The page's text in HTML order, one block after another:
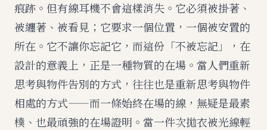
痕跡。但有線耳機不會這樣消失。它必須被掛著、
被纏著、被看見；它要求一個位置，一個被安置的
所在。它不讓你忘記它，而這份「不被忘記」，在
設計的意義上，正是一種物質的在場。當人們重新
思考與物件告別的方式，往往也是重新思考與物件
相處的方式——而一條始終在場的線，無疑是最素
樸、也最頑強的在場證明。 當一件次拋衣被光線輕